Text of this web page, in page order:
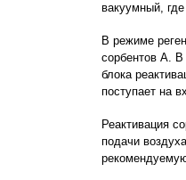
вакуумный,
В режиме
сорбентов А. В
блока
поступает на
Реактивация
подачи